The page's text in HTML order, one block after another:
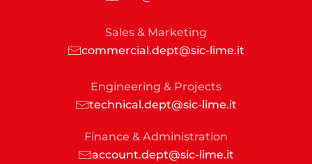
Sales & Marketing
commercial.dept@sic-lime.it
Engineering & Projects
technical.dept@sic-lime.it
Finance & Administration
account.dept@sic-lime.it